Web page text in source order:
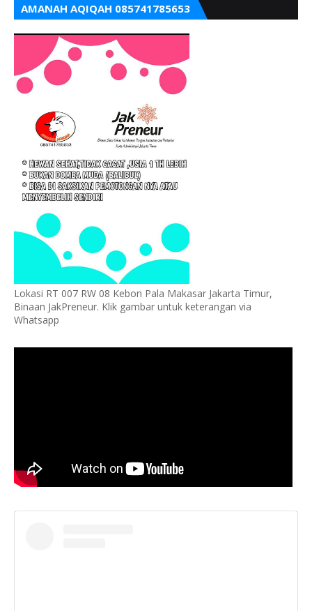
AMANAH AQIQAH 085741785653
Lokasi RT 007 RW 08 Kebon Pala Makasar Jakarta Timur,
Binaan JakPreneur. Klik gambar untuk keterangan via
Whatsapp